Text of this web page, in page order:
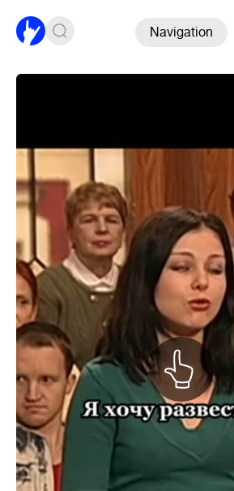
Navigation